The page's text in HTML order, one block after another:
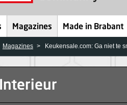
Magazines Made in Brabant
Magazines Keukensale.com: Ga niet te